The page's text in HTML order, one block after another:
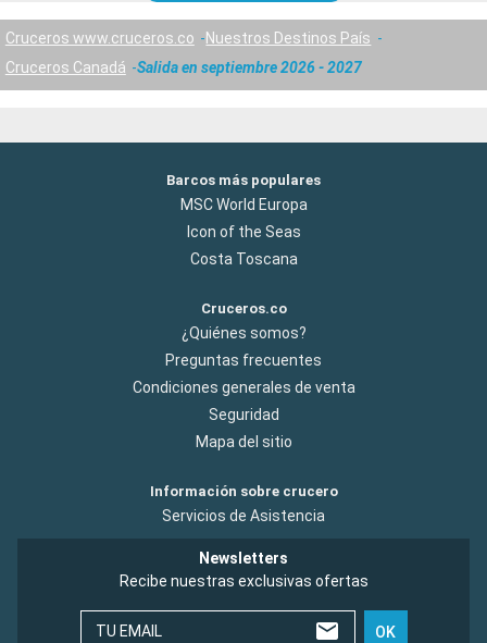
Cruceros www.cruceros.co
Nuestros Destinos País
Cruceros Canadá
Salida en septiembre 2026 - 2027
Barcos más populares
MSC World Europa
Icon of the Seas
Costa Toscana
Cruceros.co
¿Quiénes somos?
Preguntas frecuentes
Condiciones generales de venta
Seguridad
Mapa del sitio
Información sobre crucero
Servicios de Asistencia
Newsletters
Recibe nuestras exclusivas ofertas
TU EMAIL OK